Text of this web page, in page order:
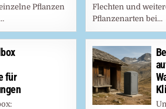
Pflanzen
Flechten und
Pflanzenarten bei…
für